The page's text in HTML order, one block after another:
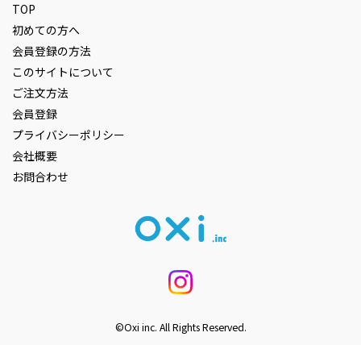
TOP
初めての方へ
会員登録の方法
このサイトについて
ご注文方法
会員登録
プライバシーポリシー
会社概要
お問合わせ
©Oxi inc. All Rights Reserved.